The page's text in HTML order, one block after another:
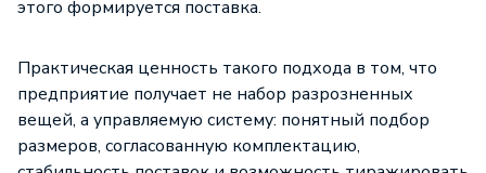
этого формируется поставка.
Практическая ценность такого подхода в том, что
предприятие получает не набор разрозненных
вещей, а управляемую систему: понятный подбор
размеров, согласованную комплектацию,